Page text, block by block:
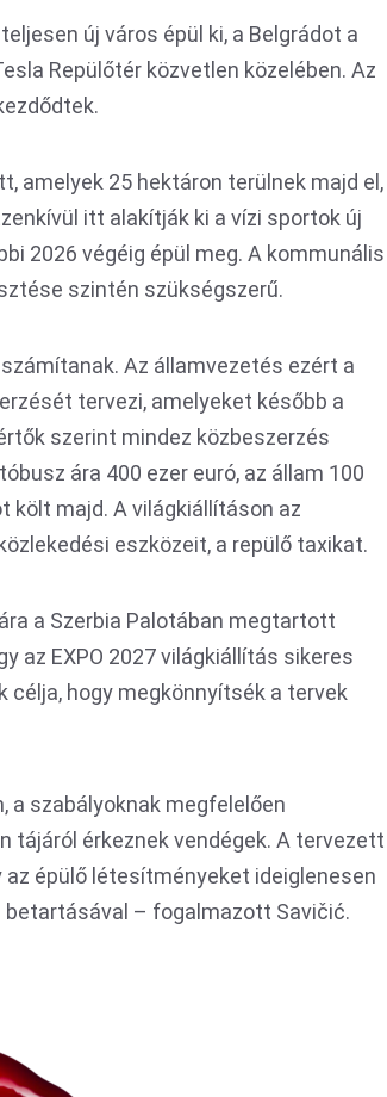
új város épül ki, a Belgrádot a
Repülőtér közvetlen közelében. Az
amelyek 25 hektáron terülnek majd el,
itt alakítják ki a vízi sportok új
2026 végéig épül meg. A kommunális
szintén szükségszerű.
Az államvezetés ezért a
tervezi, amelyeket később a
szerint mindez közbeszerzés
ára 400 ezer euró, az állam 100
költ majd. A világkiállításon az
eszközeit, a repülő taxikat.
a Szerbia Palotában megtartott
az EXPO 2027 világkiállítás sikeres
hogy megkönnyítsék a tervek
a szabályoknak megfelelően
tájáról érkeznek vendégek. A tervezett
épülő létesítményeket ideiglenesen
betartásával – fogalmazott Savičić.